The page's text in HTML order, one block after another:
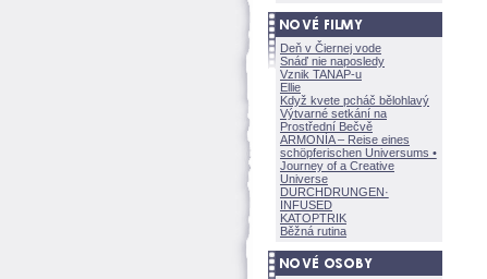
Deň v Čiernej vode
Snáď nie naposledy
Vznik TANAP-u
Ellie
Když kvete pcháč bělohlavý
Výtvarné setkání na
Prostřední Bečvě
ARMONÍA – Reise eines
schöpferischen Universums •
Journey of a Creative
Universe
DURCHDRUNGEN·
INFUSED
KATOPTRIK
Běžná rutina